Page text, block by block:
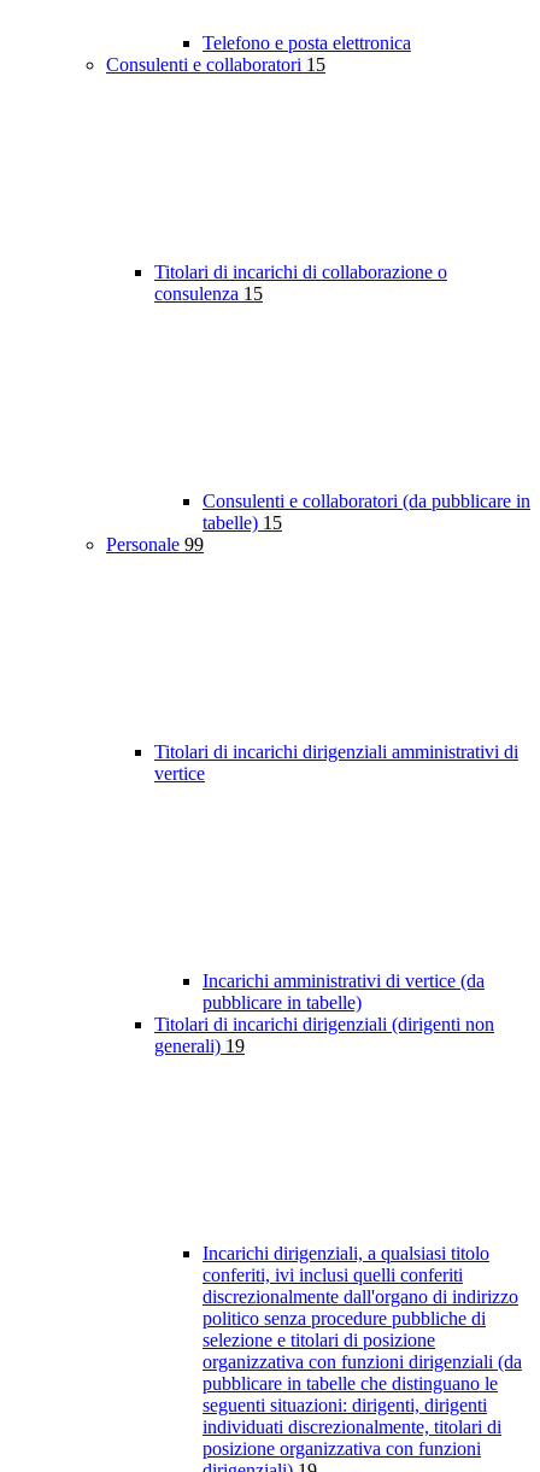
Telefono e posta elettronica
Consulenti e collaboratori 15
Titolari di incarichi di collaborazione o
consulenza 15
Consulenti e collaboratori (da pubblicare in
tabelle) 15
Personale 99
Titolari di incarichi dirigenziali amministrativi di
vertice
Incarichi amministrativi di vertice (da
pubblicare in tabelle)
Titolari di incarichi dirigenziali (dirigenti non
generali) 19
Incarichi dirigenziali, a qualsiasi titolo
conferiti, ivi inclusi quelli conferiti
discrezionalmente dall'organo di indirizzo
politico senza procedure pubbliche di
selezione e titolari di posizione
organizzativa con funzioni dirigenziali (da
pubblicare in tabelle che distinguano le
seguenti situazioni: dirigenti, dirigenti
individuati discrezionalmente, titolari di
posizione organizzativa con funzioni